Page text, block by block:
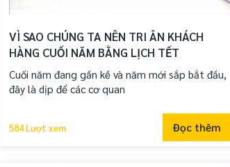
VÌ SAO CHÚNG TA NÊN TRI ÂN KHÁCH
HÀNG CUỐI NĂM BẰNG LỊCH TẾT
Cuối năm đang gần kề và năm mới sắp bắt đầu,
đây là dịp để các cơ quan
584 Lượt xem Đọc thêm